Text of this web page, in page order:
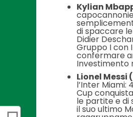
Kylian
di spaccare
Didier
Gruppo I con
confermare
Investimento
Lionel
l’Inter Miami:
Cup
le partite e di
il suo ultimo